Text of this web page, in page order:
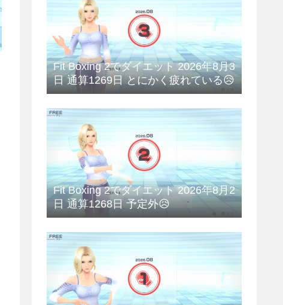
Fit Boxing 2でダイエット 2026年8月3
日 通算1269日 とにかく疲れている😥
Fit Boxing 2でダイエット 2026年8月2
日 通算1268日 予定外😥